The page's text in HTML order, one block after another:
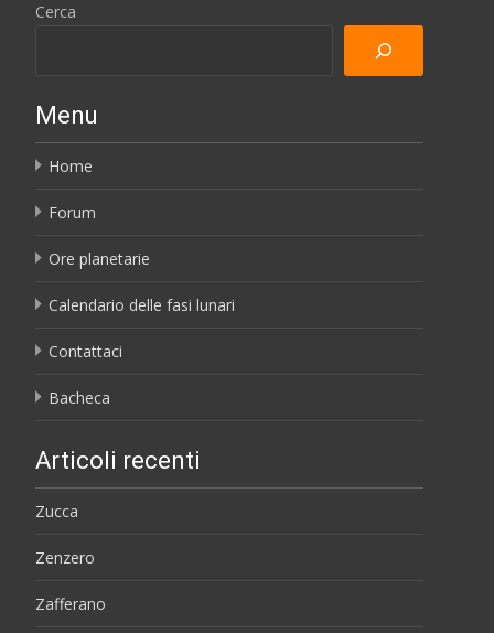
Cerca
Menu
Home
Forum
Ore planetarie
Calendario delle fasi lunari
Contattaci
Bacheca
Articoli recenti
Zucca
Zenzero
Zafferano